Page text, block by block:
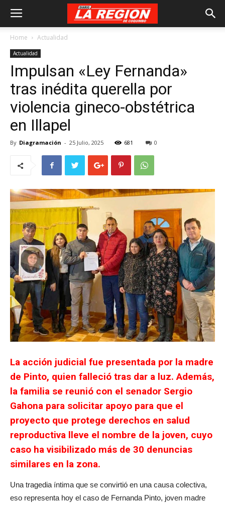
Home Actualidad
Actualidad
Impulsan «Ley Fernanda»
tras inédita querella por
violencia gineco-obstétrica
en Illapel
By Diagramación - 25 Julio, 2025 681 0
La acción judicial fue presentada por la madre
de Pinto, quien falleció tras dar a luz. Además,
la familia se reunió con el senador Sergio
Gahona para solicitar apoyo para que el
proyecto que protege derechos en salud
reproductiva lleve el nombre de la joven, cuyo
caso ha visibilizado más de 30 denuncias
similares en la zona.
Una tragedia íntima que se convirtió en una causa colectiva,
eso representa hoy el caso de Fernanda Pinto, joven madre